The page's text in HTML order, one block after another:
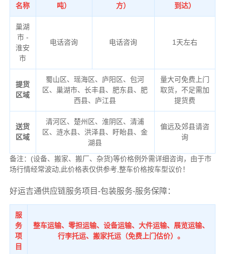
名称
吨）
方）
到达）
巢湖
市 -
淮安
市
电话咨询 电话咨询 1天左右
提货
区域
蜀山区、瑶海区、庐阳区、包河
区、巢湖市、长丰县、肥东县、肥
西县、庐江县
量大可免费上门
取货，不足需加
提货费
送货
区域
清河区、楚州区、淮阴区、清浦
区、涟水县、洪泽县、盱眙县、金
湖县
偏远及郊县请咨
询
备注：(设备、搬家、搬厂、杂货)等价格例外需详细咨询，由于市
场行情经常波动,此价格表仅供参考,整车价格按车型议价！
好运吉通供应链服务项目-包装服务-服务保障：
服
务
项
目
整车运输、零担运输、设备运输、大件运输、展览运输、
行李托运、搬家托运（免费上门估价）。